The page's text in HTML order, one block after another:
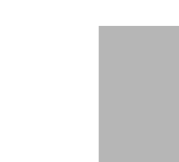
拼布的有